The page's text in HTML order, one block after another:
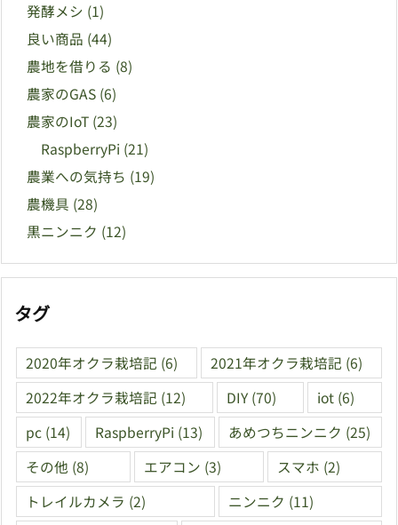
発酵メシ (1)
良い商品 (44)
農地を借りる (8)
農家のGAS (6)
農家のIoT (23)
RaspberryPi (21)
農業への気持ち (19)
農機具 (28)
黒ニンニク (12)
タグ
2020年オクラ栽培記 (6) 2021年オクラ栽培記 (6)
2022年オクラ栽培記 (12) DIY (70) iot (6)
pc (14) RaspberryPi (13) あめつちニンニク (25)
その他 (8) エアコン (3) スマホ (2)
トレイルカメラ (2) ニンニク (11)